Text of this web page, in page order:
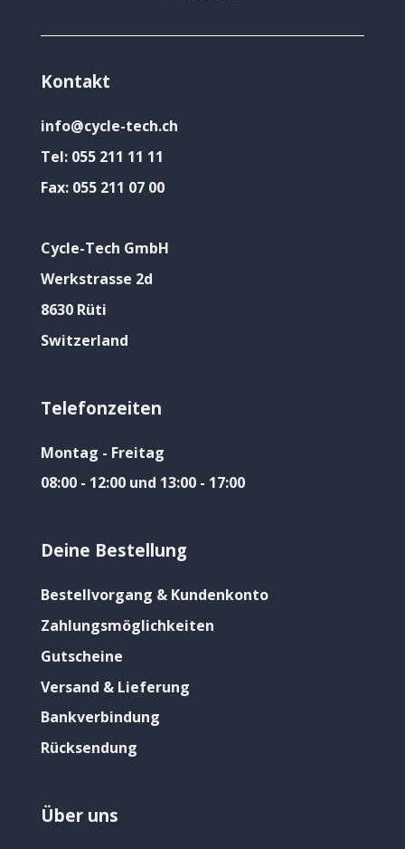
Kontakt
info@cycle-tech.ch
Tel: 055 211 11 11
Fax: 055 211 07 00
Cycle-Tech GmbH
Werkstrasse 2d
8630 Rüti
Switzerland
Telefonzeiten
Montag - Freitag
08:00 - 12:00 und 13:00 - 17:00
Deine Bestellung
Bestellvorgang & Kundenkonto
Zahlungsmöglichkeiten
Gutscheine
Versand & Lieferung
Bankverbindung
Rücksendung
Über uns